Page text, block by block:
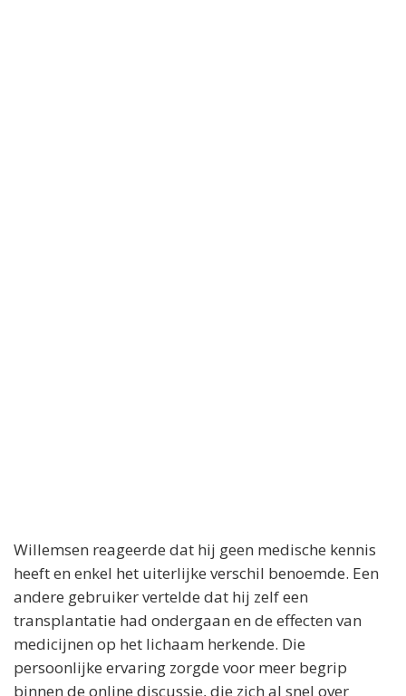
Willemsen reageerde dat hij geen medische kennis
heeft en enkel het uiterlijke verschil benoemde. Een
andere gebruiker vertelde dat hij zelf een
transplantatie had ondergaan en de effecten van
medicijnen op het lichaam herkende. Die
persoonlijke ervaring zorgde voor meer begrip
binnen de online discussie, die zich al snel over